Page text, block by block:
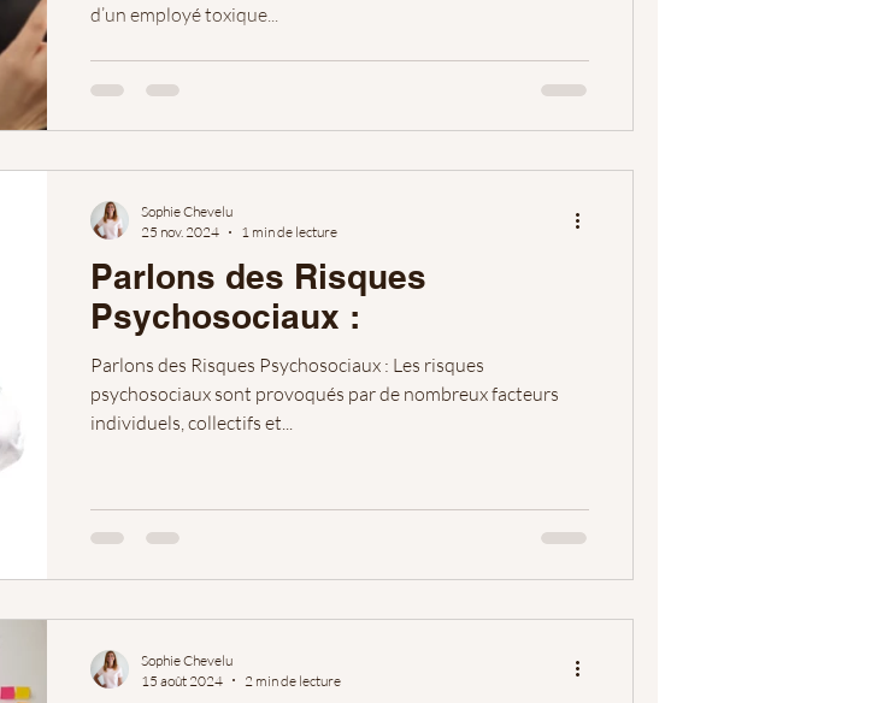
d’un employé toxique...
Parlons des Risques
Psychosociaux :
Parlons des Risques Psychosociaux : Les risques
psychosociaux sont provoqués par de nombreux facteurs
individuels, collectifs et...
Sophie Chevelu
25 nov. 2024
1 min de lecture
Sophie Chevelu
15 août 2024
2 min de lecture